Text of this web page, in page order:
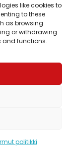
like cookies to
to these
as browsing
or withdrawing
and functions.
politikki